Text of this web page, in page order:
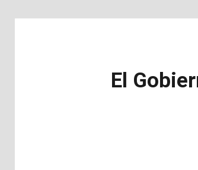
El